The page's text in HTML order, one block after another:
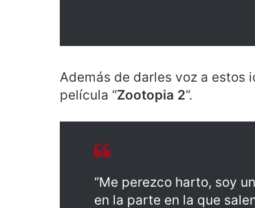
Además de darles voz a estos
película “Zootopia 2“.
“Me perezco harto, soy
en la parte en la que